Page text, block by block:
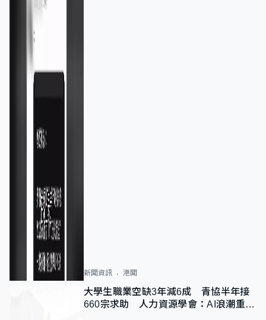
新聞資訊 港聞
大學生職業空缺3年減6成 青協半年接
660宗求助 人力資源學會：AI浪潮重整